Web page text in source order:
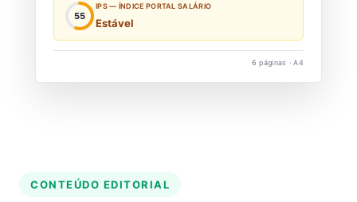
55
IPS — ÍNDICE PORTAL SALÁRIO
Estável
6 páginas · A4
CONTEÚDO EDITORIAL